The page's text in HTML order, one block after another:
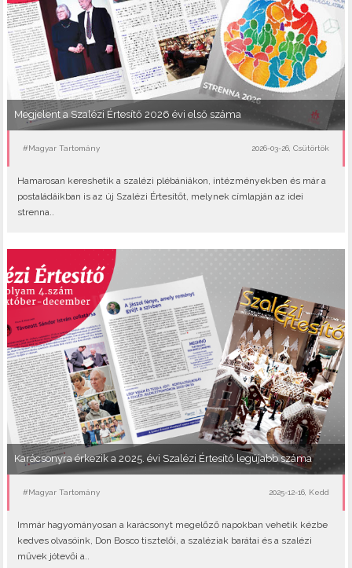
Megjelent a Szalézi Értesítő 2026 évi első száma
#Magyar Tartomány 2026-03-26, Csütörtök
Hamarosan kereshetik a szalézi plébániákon, intézményekben és már a
postaládáikban is az új Szalézi Értesítőt, melynek címlapján az idei
strenna..
Karácsonyra érkezik a 2025. évi Szalézi Értesítő legújabb száma
#Magyar Tartomány 2025-12-16, Kedd
Immár hagyományosan a karácsonyt megelőző napokban vehetik kézbe
kedves olvasóink, Don Bosco tisztelői, a szaléziak barátai és a szalézi
művek jótevői a..